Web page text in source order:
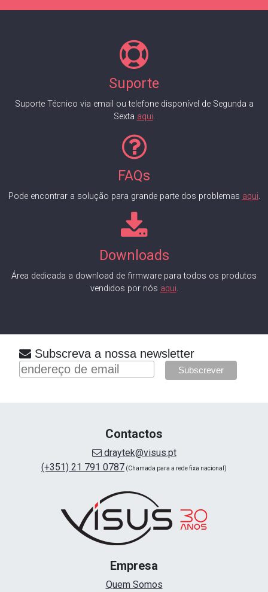
Suporte
Suporte Técnico via email ou telefone disponível de Segunda a
Sexta aqui.
FAQs
Pode encontrar a solução para grande parte dos problemas aqui.
Downloads
Área dedicada a download de firmware para todos os produtos
vendidos por nós aqui.
Subscreva a nossa newsletter
Contactos
draytek@visus.pt
(+351) 21 791 0787 (Chamada para a rede fixa nacional)
Empresa
Quem Somos